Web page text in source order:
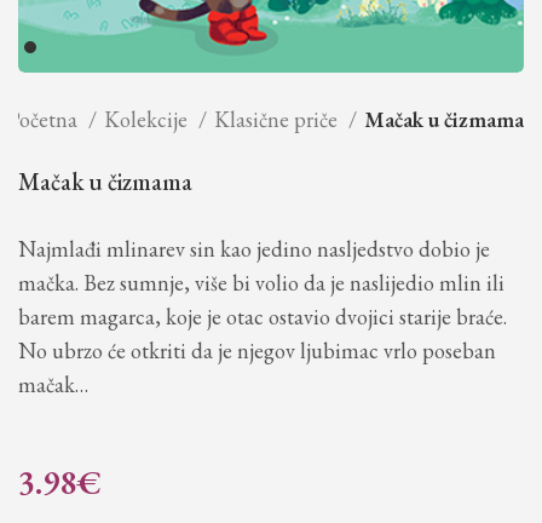
Početna Kolekcije Klasične priče Mačak u čizmama
Mačak u čizmama
Najmlađi mlinarev sin kao jedino nasljedstvo dobio je
mačka. Bez sumnje, više bi volio da je naslijedio mlin ili
barem magarca, koje je otac ostavio dvojici starije braće.
No ubrzo će otkriti da je njegov ljubimac vrlo poseban
mačak…
3.98€